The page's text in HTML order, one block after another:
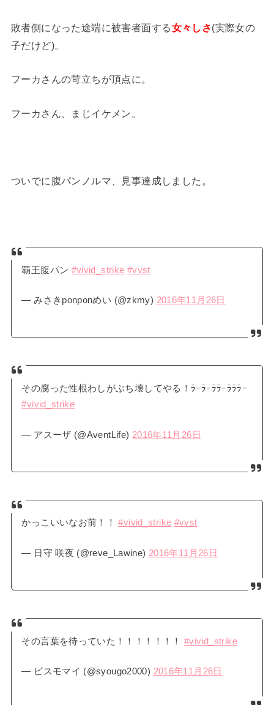
敗者側になった途端に被害者面する女々しさ(実際女の
子だけど)。
フーカさんの苛立ちが頂点に。
フーカさん、まじイケメン。
ついでに腹パンノルマ、見事達成しました。
覇王腹パン #vivid_strike #vvst
— みさきponponめい (@zkmy) 2016年11月26日
その腐った性根わしがぶち壊してやる！ﾗｰﾗｰﾗﾗｰﾗﾗﾗｰ
#vivid_strike
— アスーザ (@AventLife) 2016年11月26日
かっこいいなお前！！#vivid_strike #vvst
— 日守 咲夜 (@reve_Lawine) 2016年11月26日
その言葉を待っていた！！！！！！！#vivid_strike
— ビスモマイ (@syougo2000) 2016年11月26日